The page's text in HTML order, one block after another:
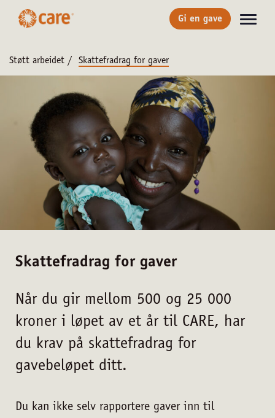
Gi en gave
Støtt arbeidet / Skattefradrag for gaver
Skattefradrag for gaver
Når du gir mellom 500 og 25 000
kroner i løpet av et år til CARE, har
du krav på skattefradrag for
gavebeløpet ditt.
Du kan ikke selv rapportere gaver inn til